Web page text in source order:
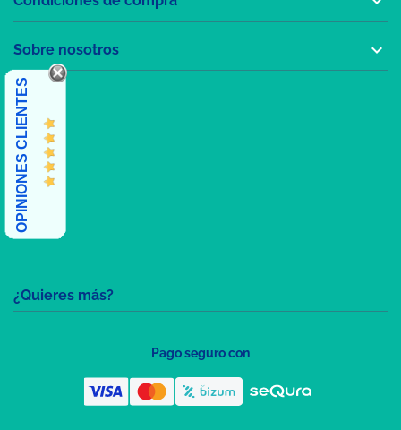
¿Quieres más?
Sobre nosotros 
OPINIONES CLIENTES
Pago seguro con